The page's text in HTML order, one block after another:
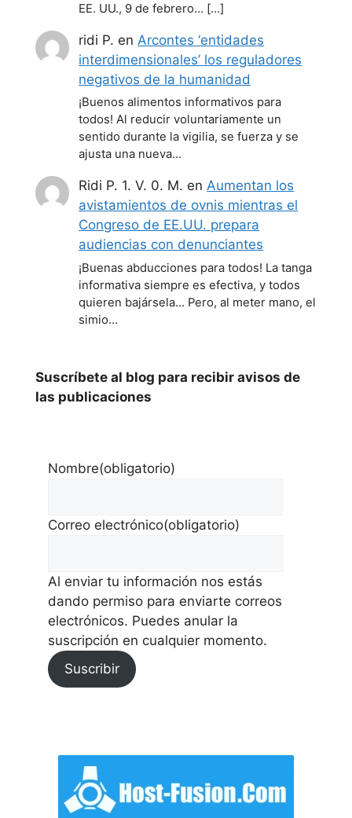
EE. UU., 9 de febrero… […]
ridi P. enArcontes ‘entidades
interdimensionales’ los reguladores
negativos de la humanidad
¡Buenos alimentos informativos para
todos! Al reducir voluntariamente un
sentido durante la vigilia, se fuerza y se
ajusta una nueva…
Ridi P. 1. V. 0. M. enAumentan los
avistamientos de ovnis mientras el
Congreso de EE.UU. prepara
audiencias con denunciantes
¡Buenas abducciones para todos! La tanga
informativa siempre es efectiva, y todos
quieren bajársela... Pero, al meter mano, el
simio…
Suscríbete al blog para recibir avisos de
las publicaciones
Nombre(obligatorio)
Correo electrónico(obligatorio)
Al enviar tu información nos estás
dando permiso para enviarte correos
electrónicos. Puedes anular la
suscripción en cualquier momento.
Suscribir